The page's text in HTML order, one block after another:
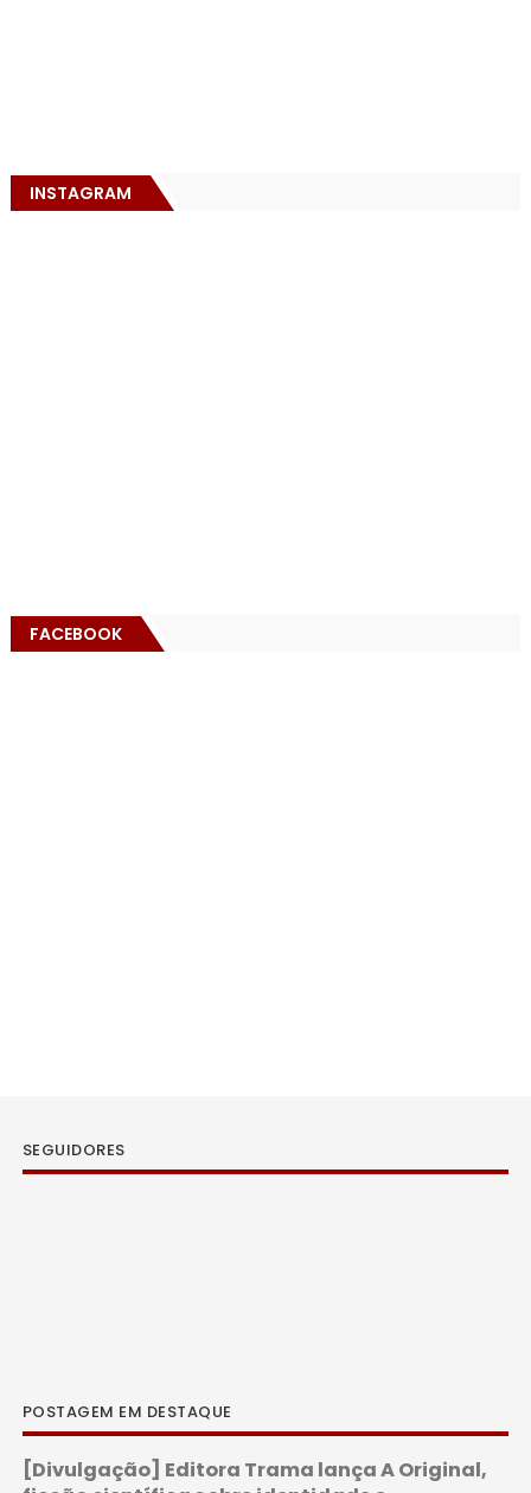
INSTAGRAM
FACEBOOK
SEGUIDORES
POSTAGEM EM DESTAQUE
[Divulgação] Editora Trama lança A Original,